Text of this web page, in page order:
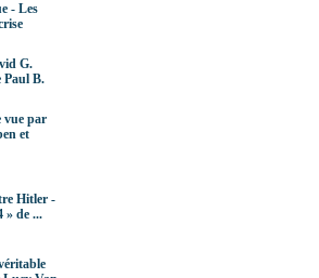
- Les
G.
Paul B.
vue par
et
Hitler -
» de ...